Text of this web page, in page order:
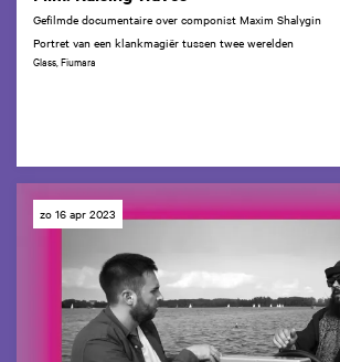
Gefilmde documentaire over componist Maxim Shalygin
Portret van een klankmagiër tussen twee werelden
Glass, Fiumara
zo 16 apr 2023